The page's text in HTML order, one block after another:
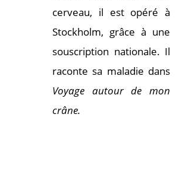
cerveau, il est opéré à
Stockholm, grâce à une
souscription nationale. Il
raconte sa maladie dans
Voyage autour de mon
crâne.